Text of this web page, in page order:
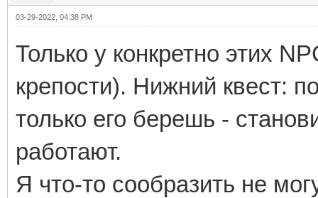
03-29-2022, 04:38 PM
Только у конкретно этих
крепости). Нижний квест:
только его берешь -
работают.
Я что-то сообразить не